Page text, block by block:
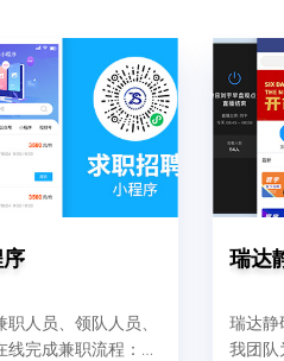
人员、领队人员、
完成兼职流程：从
瑞达
瑞达
我团